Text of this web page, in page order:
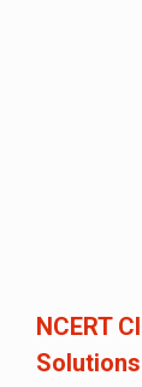
NCERT
Solutions